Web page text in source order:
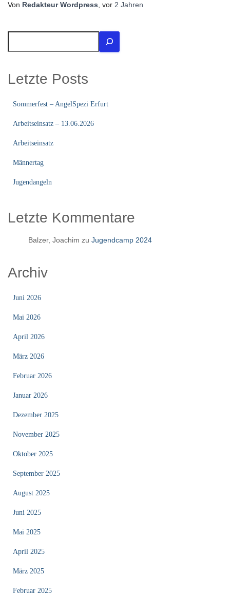
Von Redakteur Wordpress , vor 2 Jahren
e
Letzte Posts
Sommerfest – AngelSpezi Erfurt
Arbeitseinsatz – 13.06.2026
Arbeitseinsatz
Männertag
Jugendangeln
Letzte Kommentare
Balzer, Joachim zu Jugendcamp 2024
Archiv
Juni 2026
Mai 2026
April 2026
März 2026
Februar 2026
Januar 2026
Dezember 2025
November 2025
Oktober 2025
September 2025
August 2025
Juni 2025
Mai 2025
April 2025
März 2025
Februar 2025